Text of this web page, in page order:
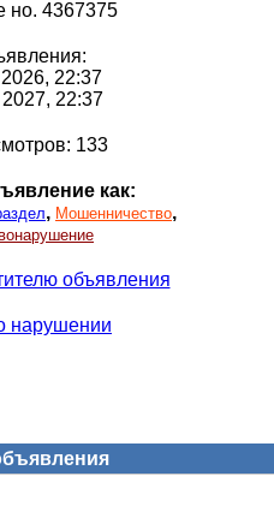
но. 4367375
22:37
22:37
133
как:
, Мошенничество,
объявления
нарушении